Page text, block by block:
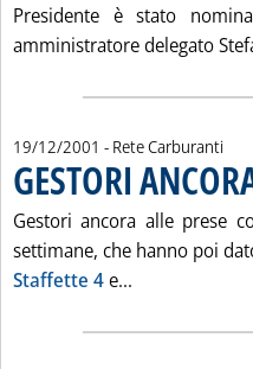
Presidente è stato
amministratore delegato
19/12/2001 - Rete Carburanti
GESTORI
Gestori ancora alle prese
settimane, che hanno poi
Staffette 4e...